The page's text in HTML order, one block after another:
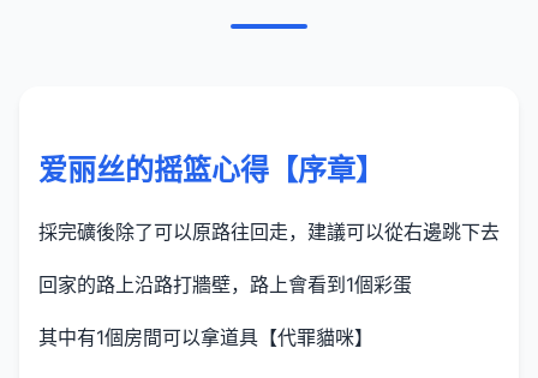
爱丽丝的摇篮心得【序章】
採完礦後除了可以原路往回走，建議可以從右邊跳下去
回家的路上沿路打牆壁，路上會看到1個彩蛋
其中有1個房間可以拿道具【代罪貓咪】